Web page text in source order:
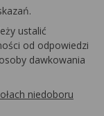
ustalić
od odpowiedzi
dawkowania
niedoboru